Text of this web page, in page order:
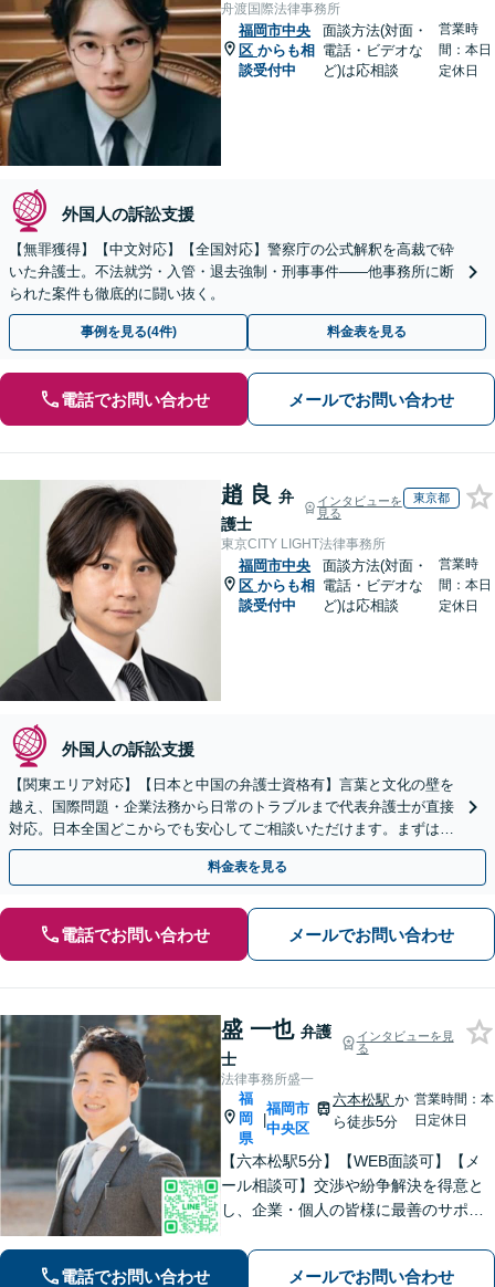
舟渡国際法律事務所
福岡市中央
区 からも相
談受付中
面談方法(対面・
電話・ビデオな
ど)は応相談
営業時
間：本日
定休日
外国人の訴訟支援
【無罪獲得】【中文対応】【全国対応】警察庁の公式解釈を高裁で砕
いた弁護士。不法就労・入管・退去強制・刑事事件——他事務所に断
られた案件も徹底的に闘い抜く。
事例を見る(4件) 料金表を見る
電話でお問い合わせ メールでお問い合わせ
趙 良 弁
護士
インタビューを
見る
東京都
東京CITY LIGHT法律事務所
福岡市中央
区 からも相
談受付中
面談方法(対面・
電話・ビデオな
ど)は応相談
営業時
間：本日
定休日
外国人の訴訟支援
【関東エリア対応】【日本と中国の弁護士資格有】言葉と文化の壁を
越え、国際問題・企業法務から日常のトラブルまで代表弁護士が直接
対応。日本全国どこからでも安心してご相談いただけます。まずは一
歩を踏み出してみませんか。【初回相談無料】
料金表を見る
電話でお問い合わせ メールでお問い合わせ
盛 一也 弁護
士
インタビューを見
る
法律事務所盛一
福
岡
県
|
福岡市
中央区
六本松駅か
ら徒歩5分
営業時間：本
日定休日
【六本松駅5分】【WEB面談可】【メ
ール相談可】交渉や紛争解決を得意と
し、企業・個人の皆様に最善のサポー
す。多様な業界での経験を活かし、各
企業の事業特性や成長段階に応じた最
電話でお問い合わせ メールでお問い合わせ